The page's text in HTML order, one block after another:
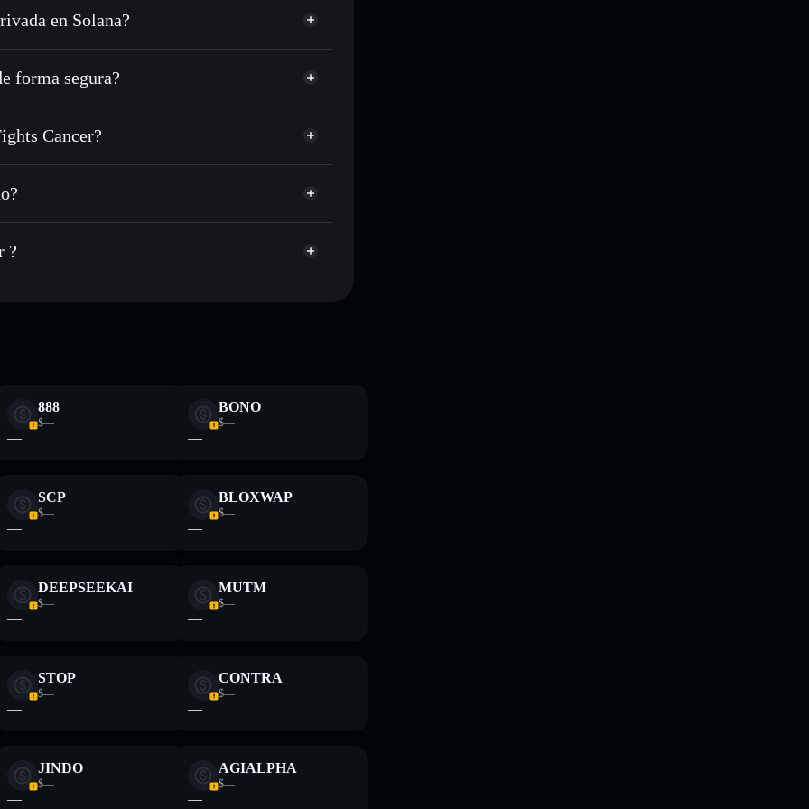
USDC o miles de otros tokens de Solana con
a lo largo del tiempo
públicamente las carteras usando el agregador de
sin custodia donde tú controla tus claves privadas
en Solana?
forma segura?
cartera sin custodia Solflare
Cancer?
Cancer
?
888
$—
—
BONO
$—
—
SCP
$—
—
BLOXWAP
$—
—
DEEPSEEKAI
$—
—
MUTM
$—
—
STOP
$—
—
CONTRA
$—
—
JINDO
$—
—
AGIALPHA
$—
—